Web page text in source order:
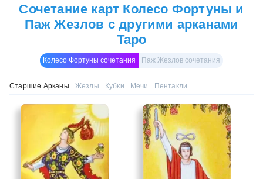
Сочетание карт Колесо Фортуны и
Паж Жезлов с другими арканами
Таро
Колесо Фортуны сочетания Паж Жезлов сочетания
Старшие Арканы Жезлы Кубки Мечи Пентакли